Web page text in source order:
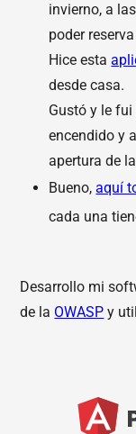
invierno, a
poder
Hice esta
desde casa.
Gustó y le
encendido y
apertura de
Bueno,aquí
cada una
Desarrollo mi
de la OWASP y